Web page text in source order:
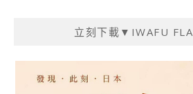
立刻下載▼IWAFU